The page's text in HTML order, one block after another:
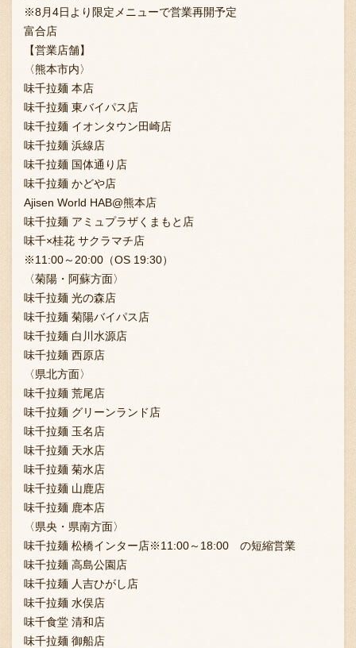
〒869-1107 熊本県菊池郡菊陽町辛川448
TEL:096-349-2222
FAX :096-349-2288
※8月4日より限定メニューで営業再開予定
富合店
【営業店舗】
〈熊本市内〉
味千拉麺 本店
味千拉麺 東バイパス店
味千拉麺 イオンタウン田崎店
味千拉麺 浜線店
味千拉麺 国体通り店
味千拉麺 かどや店
Ajisen World HAB@熊本店
味千拉麺 アミュプラザくまもと店
味千×桂花 サクラマチ店
※11:00～20:00（OS 19:30）
〈菊陽・阿蘇方面〉
味千拉麺 光の森店
味千拉麺 菊陽バイパス店
味千拉麺 白川水源店
味千拉麺 西原店
〈県北方面〉
味千拉麺 荒尾店
味千拉麺 グリーンランド店
味千拉麺 玉名店
味千拉麺 天水店
味千拉麺 菊水店
味千拉麺 山鹿店
味千拉麺 鹿本店
〈県央・県南方面〉
味千拉麺 松橋インター店※11:00～18:00 の短縮営業
味千拉麺 高島公園店
味千拉麺 人吉ひがし店
味千拉麺 水俣店
味千食堂 清和店
味千拉麺 御船店